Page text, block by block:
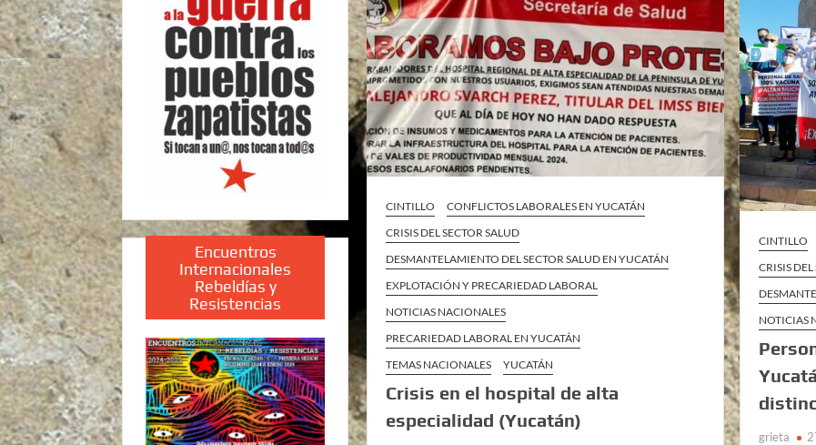
CINTILLO
CONFLICTOS LABORALES EN YUCATÁN
CRISIS DEL SECTOR SALUD
DESMANTELAMIENTO DEL SECTOR SALUD EN YUCATÁN
EXPLOTACIÓN Y PRECARIEDAD LABORAL
NOTICIAS NACIONALES
PRECARIEDAD LABORAL EN YUCATÁN
TEMAS NACIONALES
YUCATÁN
Crisis en el hospital de alta
especialidad (Yucatán)
CINTILLO
CRISIS
NOTICIAS
grieta
Encuentros
Internacionales
Rebeldías y
Resistencias